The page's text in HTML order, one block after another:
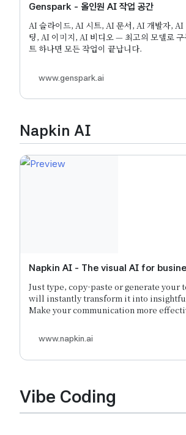
Genspark - 올인원 AI 작업 공간
AI 슬라이드, AI 시트, AI 문서, AI 개발자, AI
팅, AI 이미지, AI 비디오 — 최고의 모델로
트 하나면 모든 작업이 끝납니다.
www.genspark.ai
Napkin AI
Napkin AI - The visual AI for
Just type, copy-paste or generate your
will instantly transform it into
Make your communication more
www.napkin.ai
Vibe Coding